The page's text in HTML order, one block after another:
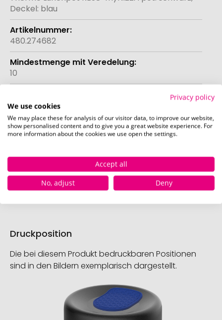
Deckel: blau
480.274682
10
4250125472305
China
96170000
Mehr anzeigen
Druckposition
Die bei diesem Produkt bedruckbaren Positionen
sind in den Bildern exemplarisch dargestellt.
Privacy policy
We use cookies
We may place these for analysis of our visitor data, to improve our website,
show personalised content and to give you a great website experience. For
more information about the cookies we use open the settings.
Accept all
No, adjust
Deny